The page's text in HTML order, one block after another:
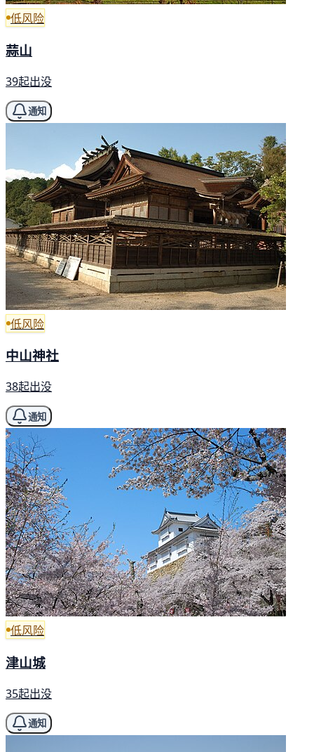
低风险
蒜山
39起出没
通知
低风险
中山神社
38起出没
通知
低风险
津山城
35起出没
通知